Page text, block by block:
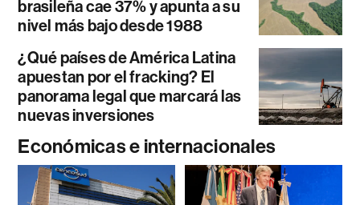
brasileña cae 37% y apunta a su
nivel más bajo desde 1988
¿Qué países de América Latina
apuestan por el fracking? El
panorama legal que marcará las
nuevas inversiones
Económicas e internacionales